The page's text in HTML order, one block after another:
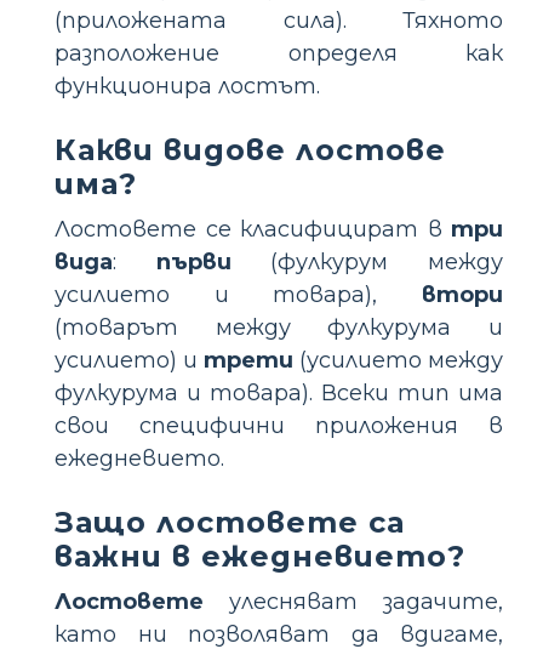
(приложената сила). Тяхното
разположение определя как
функционира лостът.
Какви видове лостове
има?
Лостовете се класифицират в три
вида: първи (фулкурум между
усилието и товара), втори
(товарът между фулкурума и
усилието) и трети (усилието между
фулкурума и товара). Всеки тип има
свои специфични приложения в
ежедневието.
Защо лостовете са
важни в ежедневието?
Лостовете улесняват задачите,
като ни позволяват да вдигаме,